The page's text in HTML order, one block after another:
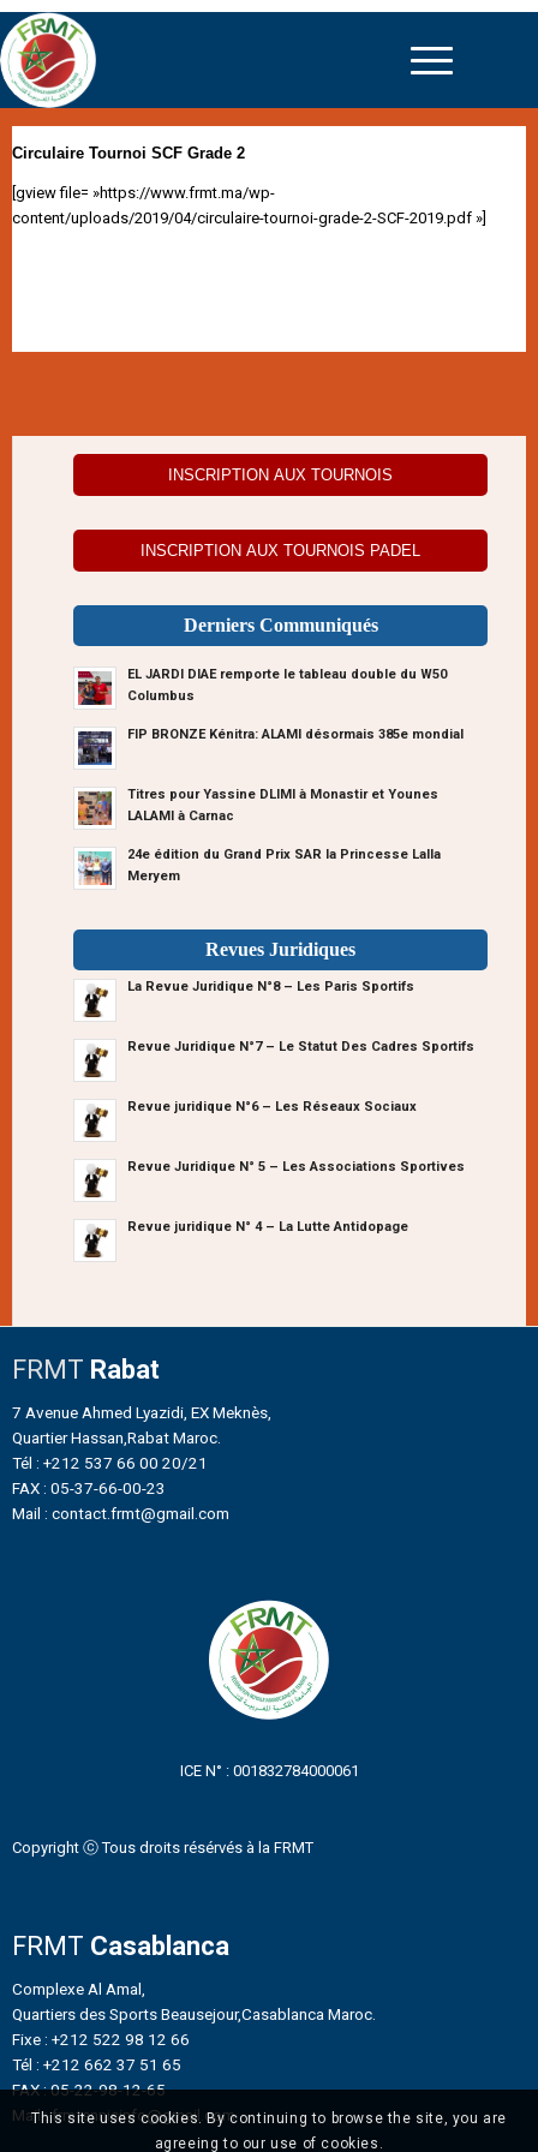
Circulaire Tournoi SCF Grade 2
[gview file= »https://www.frmt.ma/wp-
content/uploads/2019/04/circulaire-tournoi-grade-2-SCF-2019.pdf »]
INSCRIPTION AUX TOURNOIS
INSCRIPTION AUX TOURNOIS PADEL
Derniers Communiqués
EL JARDI DIAE remporte le tableau double du W50
Columbus
FIP BRONZE Kénitra: ALAMI désormais 385e mondial
Titres pour Yassine DLIMI à Monastir et Younes
LALAMI à Carnac
24e édition du Grand Prix SAR la Princesse Lalla
Meryem
Revues Juridiques
La Revue Juridique N°8 – Les Paris Sportifs
Revue Juridique N°7 – Le Statut Des Cadres Sportifs
Revue juridique N°6 – Les Réseaux Sociaux
Revue Juridique N° 5 – Les Associations Sportives
Revue juridique N° 4 – La Lutte Antidopage
FRMT Rabat
7 Avenue Ahmed Lyazidi, EX Meknès,
Quartier Hassan,Rabat Maroc.
Tél : +212 537 66 00 20/21
FAX : 05-37-66-00-23
Mail : contact.frmt@gmail.com
ICE N° : 001832784000061
Copyright ⓒ Tous droits résérvés à la FRMT
FRMT Casablanca
Complexe Al Amal,
Quartiers des Sports Beausejour,Casablanca Maroc.
Fixe : +212 522 98 12 66
Tél : +212 662 37 51 65
FAX : 05-22-98-12-65
Mail : frmtennisinfo@gmail.com
This site uses cookies. By continuing to browse the site, you are
agreeing to our use of cookies.